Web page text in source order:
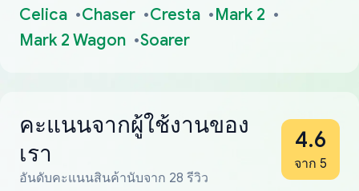
Celica
Chaser Cresta
Mark 2
Mark 2 Wagon
Soarer
คะแนนจากผู้ใช้งานของ
เรา
อันดับคะแนนสินค้านับจาก 28 รีวิว
4.6
จาก 5